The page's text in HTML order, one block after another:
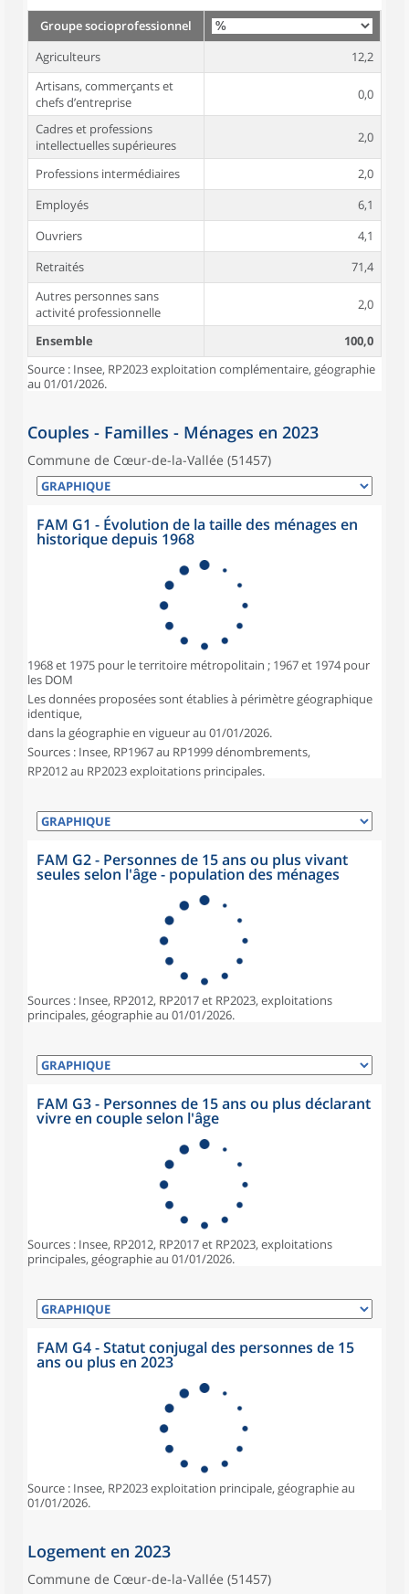
Groupe socioprofessionnel
Agriculteurs
12,2
Artisans, commerçants et
chefs d’entreprise
0,0
Cadres et professions
intellectuelles supérieures
2,0
Professions intermédiaires
2,0
Employés
6,1
Ouvriers
4,1
Retraités
71,4
Autres personnes sans
activité professionnelle
2,0
Ensemble
100,0
Source : Insee, RP2023 exploitation complémentaire, géographie
au 01/01/2026.
Couples - Familles - Ménages en 2023
Commune de Cœur-de-la-Vallée (51457)
FAM G1 - Évolution de la taille des ménages en
historique depuis 1968
1968 et 1975 pour le territoire métropolitain ; 1967 et 1974 pour
les DOM
Les données proposées sont établies à périmètre géographique
identique,
dans la géographie en vigueur au 01/01/2026.
Sources : Insee, RP1967 au RP1999 dénombrements,
RP2012 au RP2023 exploitations principales.
FAM G2 - Personnes de 15 ans ou plus vivant
seules selon l'âge - population des ménages
Sources : Insee, RP2012, RP2017 et RP2023, exploitations
principales, géographie au 01/01/2026.
FAM G3 - Personnes de 15 ans ou plus déclarant
vivre en couple selon l'âge
Sources : Insee, RP2012, RP2017 et RP2023, exploitations
principales, géographie au 01/01/2026.
FAM G4 - Statut conjugal des personnes de 15
ans ou plus en 2023
Source : Insee, RP2023 exploitation principale, géographie au
01/01/2026.
Logement en 2023
Commune de Cœur-de-la-Vallée (51457)